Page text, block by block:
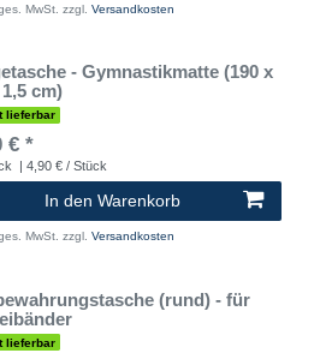
MwSt. zzgl. Versandkosten
- Gymnastikmatte (190 x
cm)
lieferbar
€ *
| 4,90 € / Stück
In den Warenkorb
MwSt. zzgl. Versandkosten
(rund) - für
lieferbar